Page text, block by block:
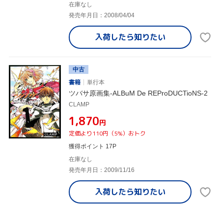
在庫なし
発売年月日：2008/04/04
入荷したら知りたい
中古
書籍
単行本
ツバサ原画集-ALBuM De REProDUCTioNS-2
CLAMP
¥1,870円
定価より110円（5%）おトク
獲得ポイント 17P
在庫なし
発売年月日：2009/11/16
入荷したら知りたい